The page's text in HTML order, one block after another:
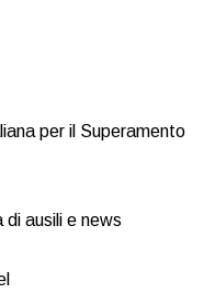
per il Superamento
di ausili e news